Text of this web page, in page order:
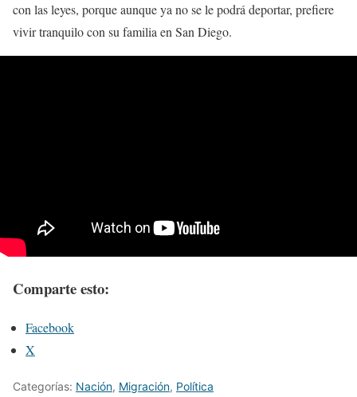
con las leyes, porque aunque ya no se le podrá deportar, prefiere
vivir tranquilo con su familia en San Diego.
Comparte esto:
Facebook
X
Categorías: Nación, Migración, Política